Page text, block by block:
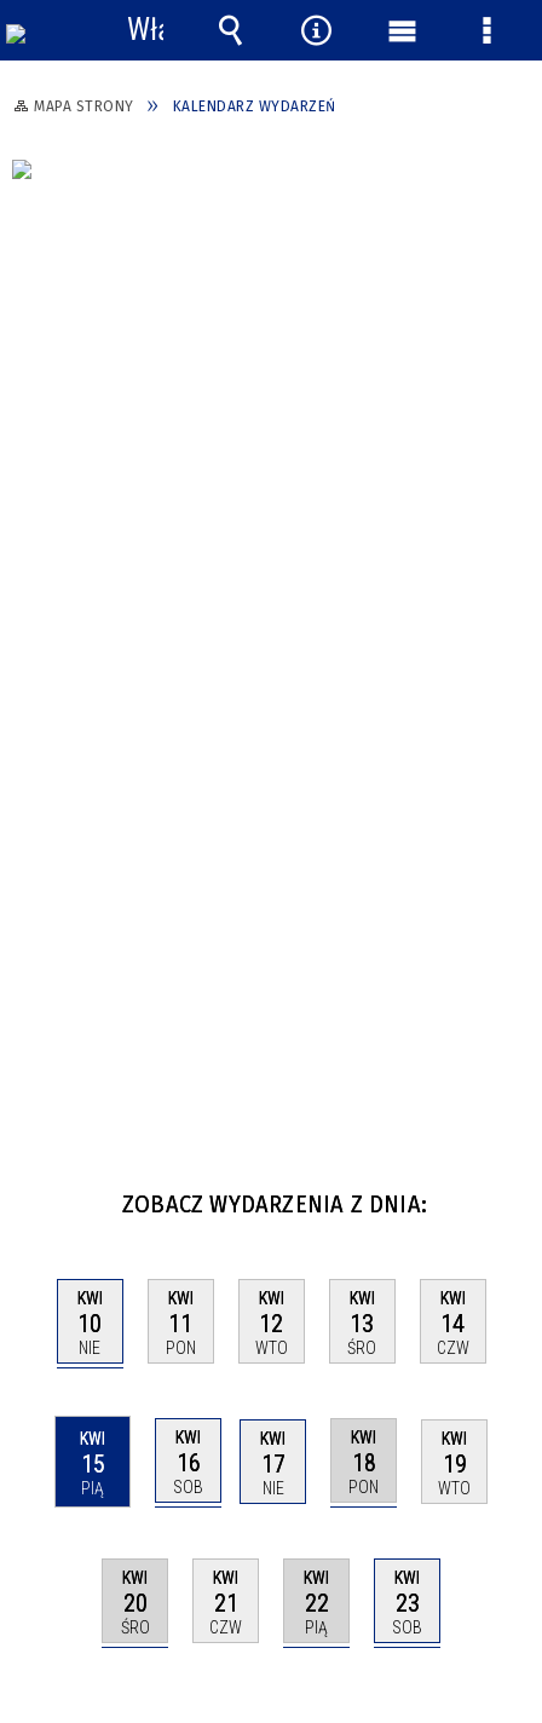
MAPA STRONY KALENDARZ WYDARZEŃ
ZOBACZ WYDARZENIA Z DNIA:
KWI
10
NIE
KWI
11
PON
KWI
12
WTO
KWI
13
ŚRO
KWI
14
CZW
KWI
15
PIĄ
KWI
16
SOB
KWI
17
NIE
KWI
18
PON
KWI
19
WTO
KWI
20
ŚRO
KWI
21
CZW
KWI
22
PIĄ
KWI
23
SOB
Włącz
powiadomienia
Wyszukiwarka
Narzędzia
Menu Menu